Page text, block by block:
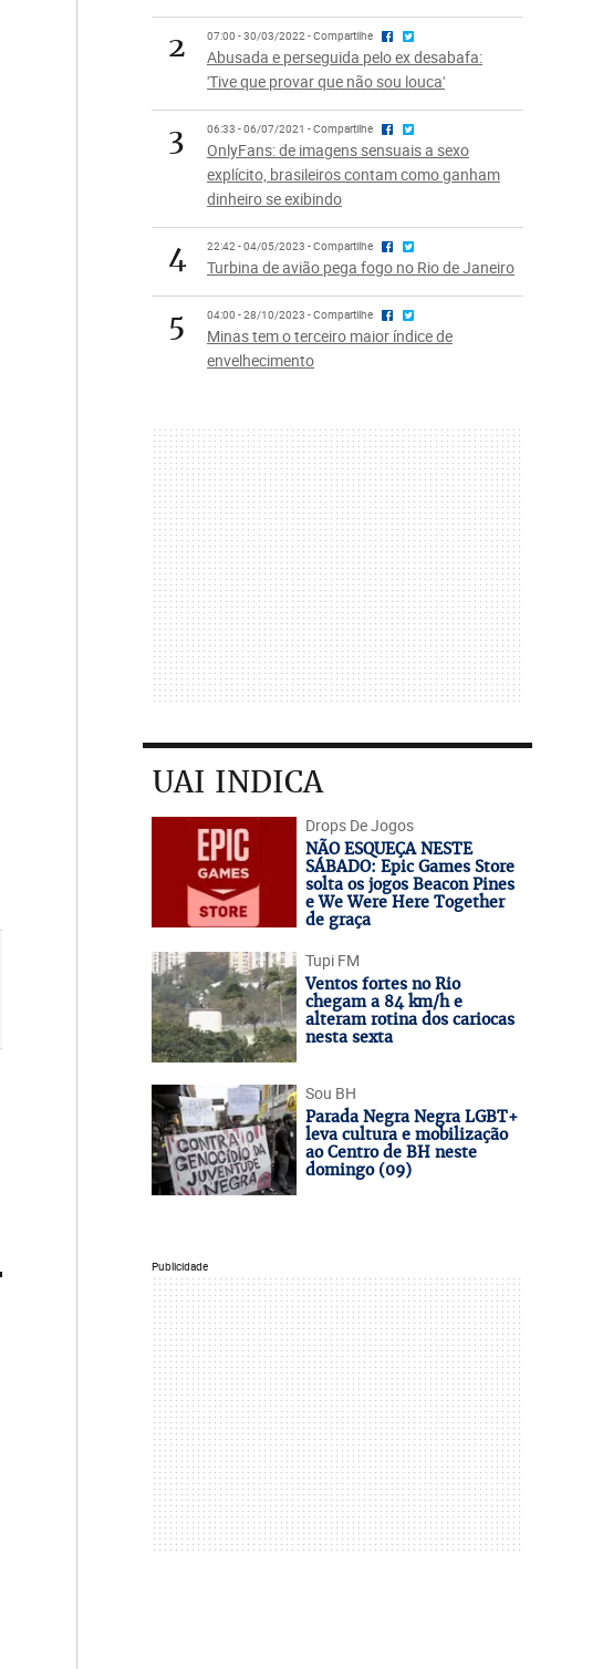
2 07:00 - 30/03/2022 - Compartilhe
Abusada e perseguida pelo ex desabafa:
'Tive que provar que não sou louca'
3 06:33 - 06/07/2021 - Compartilhe
OnlyFans: de imagens sensuais a sexo
explícito, brasileiros contam como ganham
dinheiro se exibindo
4 22:42 - 04/05/2023 - Compartilhe
Turbina de avião pega fogo no Rio de Janeiro
5 04:00 - 28/10/2023 - Compartilhe
Minas tem o terceiro maior índice de
envelhecimento
UAI INDICA
Drops De Jogos
NÃO ESQUEÇA NESTE
SÁBADO: Epic Games Store
solta os jogos Beacon Pines
e We Were Here Together
de graça
Tupi FM
Ventos fortes no Rio
chegam a 84 km/h e
alteram rotina dos cariocas
nesta sexta
Sou BH
Parada Negra Negra LGBT+
leva cultura e mobilização
ao Centro de BH neste
domingo (09)
Publicidade